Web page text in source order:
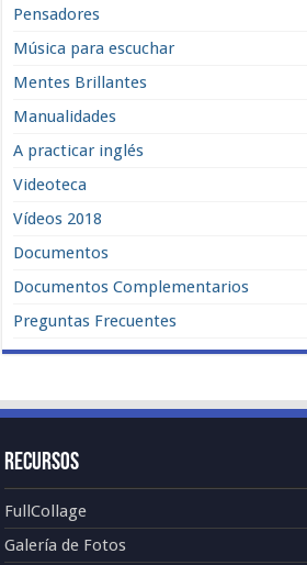
Pensadores
Música para escuchar
Mentes Brillantes
Manualidades
A practicar inglés
Videoteca
Vídeos 2018
Documentos
Documentos Complementarios
Preguntas Frecuentes
Recursos
FullCollage
Galería de Fotos